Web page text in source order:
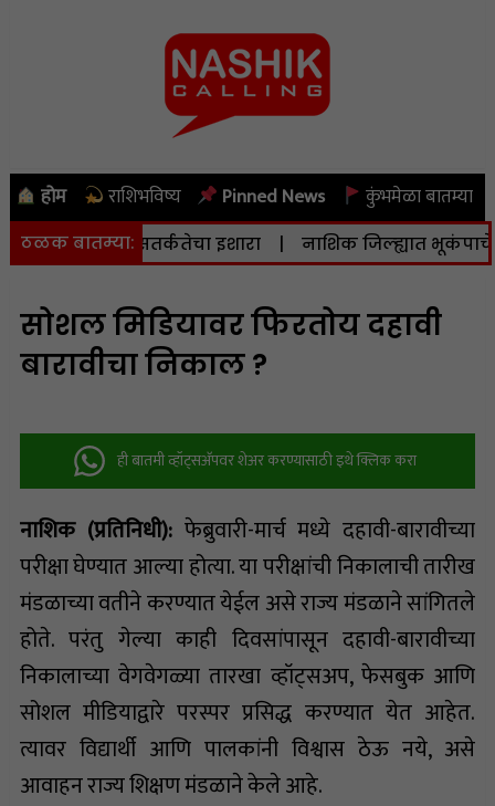
होम राशिभविष्य Pinned News कुंभमेळा बातम्या
ठळक बातम्या:
दिला सतर्कतेचा इशारा | नाशिक जिल्ह्यात भूकंपाचे
सोशल मिडियावर फिरतोय दहावी
बारावीचा निकाल ?
ही बातमी व्हॉट्सअ‍ॅपवर शेअर करण्यासाठी इथे क्लिक करा
नाशिक (प्रतिनिधी):फेब्रुवारी-मार्च मध्ये दहावी-बारावीच्या
परीक्षा घेण्यात आल्या होत्या. या परीक्षांची निकालाची तारीख
मंडळाच्या वतीने करण्यात येईल असे राज्य मंडळाने सांगितले
होते. परंतु गेल्या काही दिवसांपासून दहावी-बारावीच्या
निकालाच्या वेगवेगळ्या तारखा व्हॉट्सअप, फेसबुक आणि
सोशल मीडियाद्वारे परस्पर प्रसिद्ध करण्यात येत आहेत.
त्यावर विद्यार्थी आणि पालकांनी विश्वास ठेऊ नये, असे
आवाहन राज्य शिक्षण मंडळाने केले आहे.